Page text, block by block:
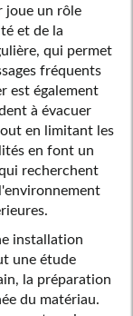
joue un rôle
et de la
qui permet
fréquents
est également
à évacuer
en limitant les
en font un
recherchent
installation
une étude
la préparation
du matériau.